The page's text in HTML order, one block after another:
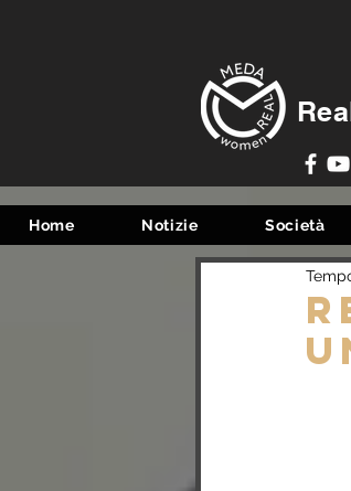
Home Notizie Società